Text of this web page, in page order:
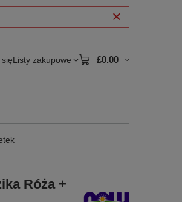
Listy zakupowe £0.00
Róża +